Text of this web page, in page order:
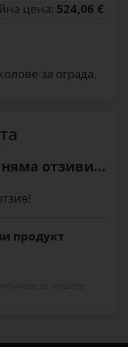
цена: 524,06 €
за ограда.
отзиви...
продукт